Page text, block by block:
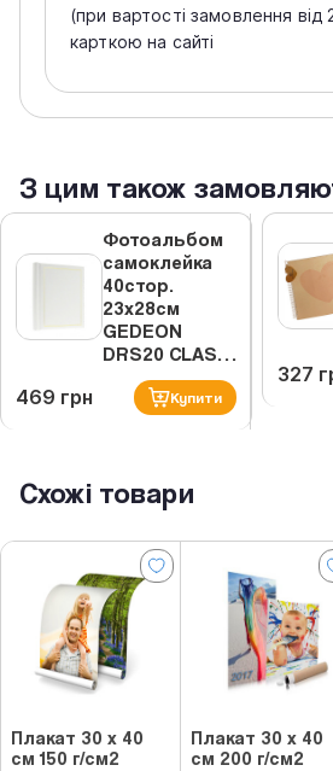
(при вартості замовлення від
карткою на сайті
З цим також
Фотоальбом
самоклейка
40стор.
23x28см
GEDEON
DRS20 CLAS…
469 грн Купити
327
Схожі товари
Плакат 30 х 40
см 150 г/см2
Плакат 30 х 40
см 200 г/см2